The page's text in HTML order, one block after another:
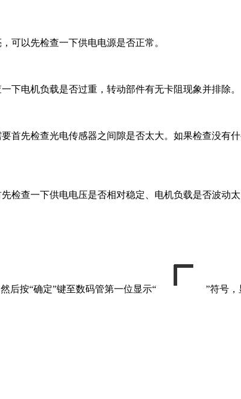
可以先检查一下供电电源是否正常。
下电机负载是否过重，转动部件有无卡阻现象并排除。
首先检查光电传感器之间隙是否太大。如果检查没有
检查一下供电电压是否相对稳定、电机负载是否波动
后按“确定”键至数码管第一位显示“ ”符号，